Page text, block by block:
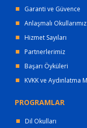
Garanti ve Güvence
Anlaşmalı Okullarımız
Hizmet Sayıları
Partnerlerimiz
Başarı Öyküleri
KVKK ve Aydınlatma
PROGRAMLAR
Dil Okulları